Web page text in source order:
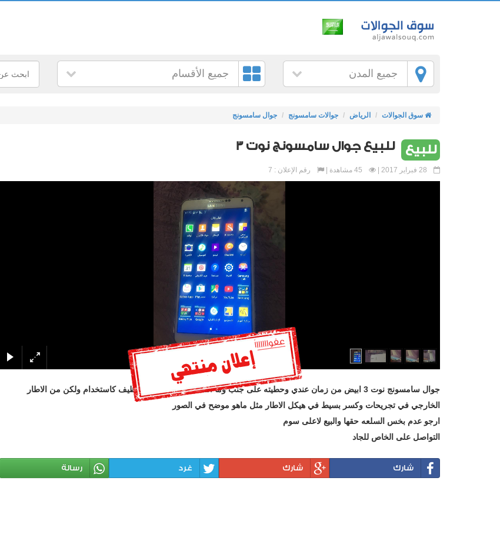
جميع المدن جميع الأقسام
سوق الجوالات الرياض جوالات سامسونج جوال سامسونج
للبيع للبيع جوال سامسونج نوت 3
رقم الإعلان : 7
جوال سامسونج نوت 3 ابيض من زمان عندي وحطيته على جنب وما استخدمته جدا ممتاز ونظيف كاستخدام ولكن من الاطار
الخارجي في تجريحات وكسر بسيط في هيكل الاطار مثل ماهو موضح في الصور
ارجو عدم بخس السلعه حقها والبيع لاعلى سوم
التواصل على الخاص للجاد
شارك شارك غرد رسالة